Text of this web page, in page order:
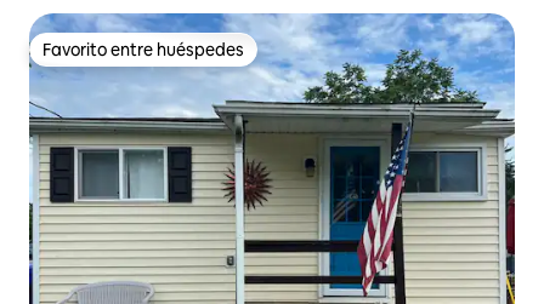
Favorito entre huéspedes
Favorito entre huéspedes